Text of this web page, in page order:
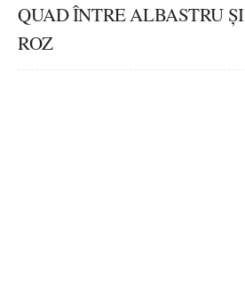
QUAD ÎNTRE ALBASTRU ȘI
ROZ